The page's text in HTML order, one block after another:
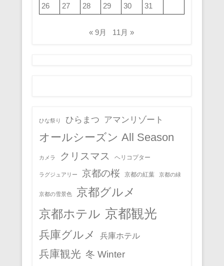
26
27 28 29 30 31
« 9月 11月 »
ひな祭り ひらまつ アマンリゾート
オールシーズン All Season
カメラ クリスマス ヘリコプター
ラグジュアリー 京都の桜 京都の紅葉 京都の緑
京都の雪景色 京都グルメ
京都ホテル 京都観光
兵庫グルメ 兵庫ホテル
兵庫観光 冬 Winter